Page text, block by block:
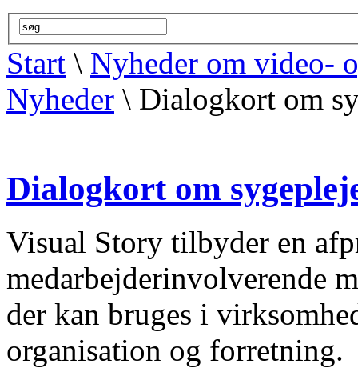
Start \ Nyheder om video-
Nyheder \ Dialogkort om
Dialogkort om
Visual Story tilbyder en
medarbejderinvolverende
der kan bruges i
organisation og forretning.